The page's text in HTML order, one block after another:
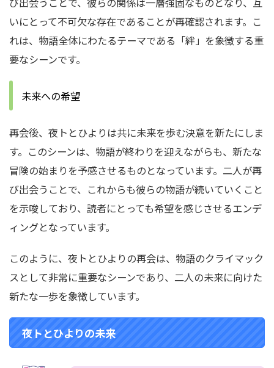
いにとって不可欠な存在であることが再確認されます。こ
れは、物語全体にわたるテーマである「絆」を象徴する重
要なシーンです。
未来への希望
再会後、夜トとひよりは共に未来を歩む決意を新たにしま
す。このシーンは、物語が終わりを迎えながらも、新たな
冒険の始まりを予感させるものとなっています。二人が再
び出会うことで、これからも彼らの物語が続いていくこと
を示唆しており、読者にとっても希望を感じさせるエンデ
ィングとなっています。
このように、夜トとひよりの再会は、物語のクライマック
スとして非常に重要なシーンであり、二人の未来に向けた
新たな一歩を象徴しています。
夜トとひよりの未来